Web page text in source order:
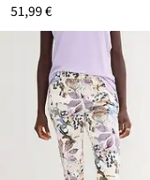
51,99 €